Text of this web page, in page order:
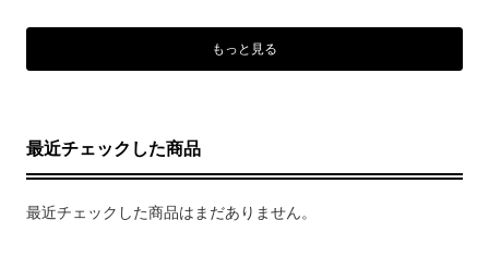
もっと見る
最近チェックした商品
最近チェックした商品はまだありません。